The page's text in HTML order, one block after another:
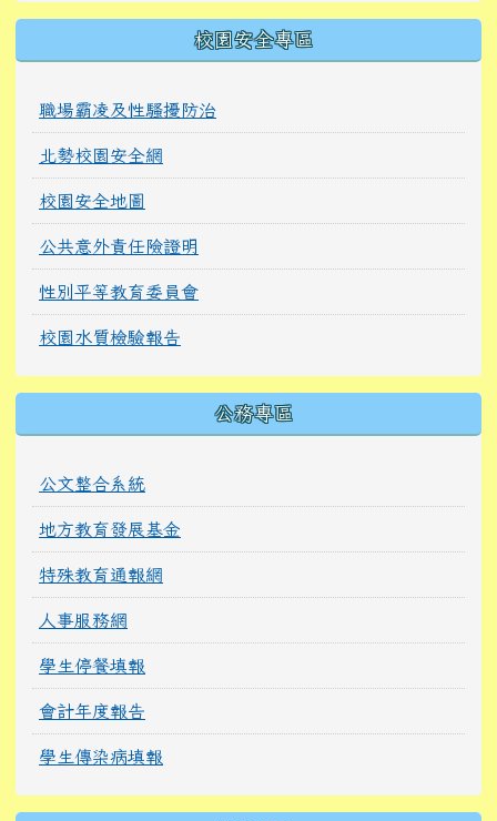
校園安全專區
職場霸凌及性騷擾防治
北勢校園安全網
校園安全地圖
公共意外責任險證明
性別平等教育委員會
校園水質檢驗報告
公務專區
公文整合系統
地方教育發展基金
特殊教育通報網
人事服務網
學生停餐填報
會計年度報告
學生傳染病填報